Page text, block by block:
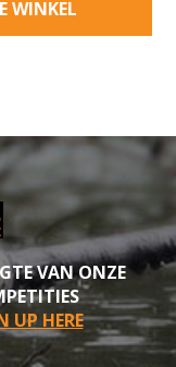
WINKEL
VAN ONZE
UP HERE